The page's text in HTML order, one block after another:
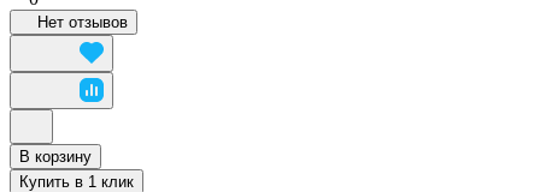
Нет отзывов
В корзину
Купить в 1 клик